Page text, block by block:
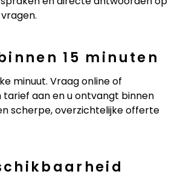
15 minuten
minuut. Vraag online of
tarief aan en u ontvangt binnen
scherpe, overzichtelijke offerte